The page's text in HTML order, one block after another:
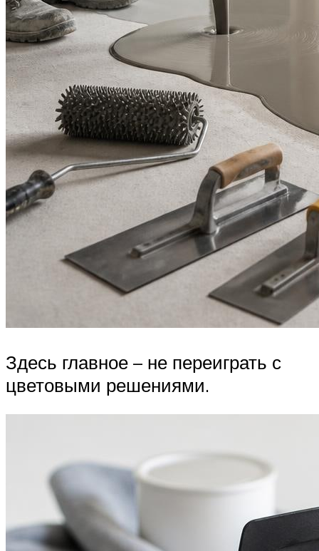
Здесь главное – не переиграть с
цветовыми решениями.